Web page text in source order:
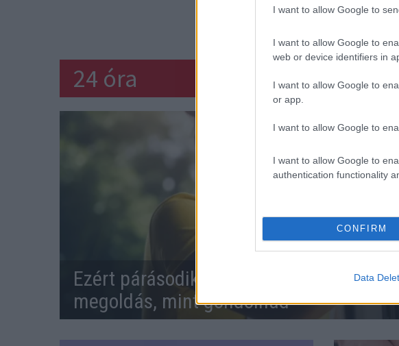
I want to allow Google to
I want to allow Google to
web or device identifiers in
I want to allow Google to
or app.
I want to allow Google to
I want to allow Google to
authentication functionality
CONFIRM
Data
24 óra
Ezért párásodik be állandóan az ablak
megoldás, mint gondolnád